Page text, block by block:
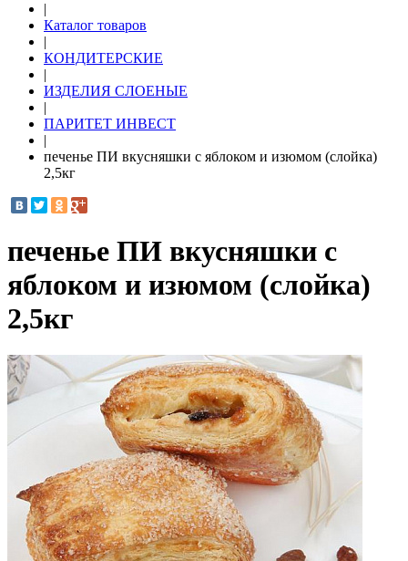
|
Каталог товаров
|
КОНДИТЕРСКИЕ
|
ИЗДЕЛИЯ СЛОЕНЫЕ
|
ПАРИТЕТ ИНВЕСТ
|
печенье ПИ вкусняшки с яблоком и изюмом (слойка)
2,5кг
печенье ПИ вкусняшки с
яблоком и изюмом (слойка)
2,5кг